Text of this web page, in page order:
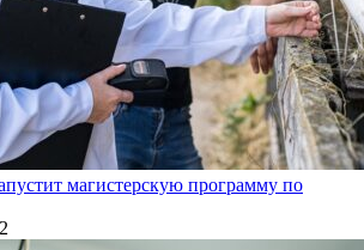
магистерскую программу по